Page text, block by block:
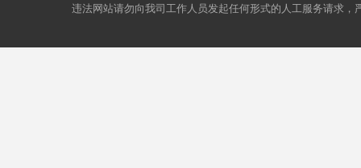
违法网站请勿向我司工作人员发起任何形式的人工服务请求，